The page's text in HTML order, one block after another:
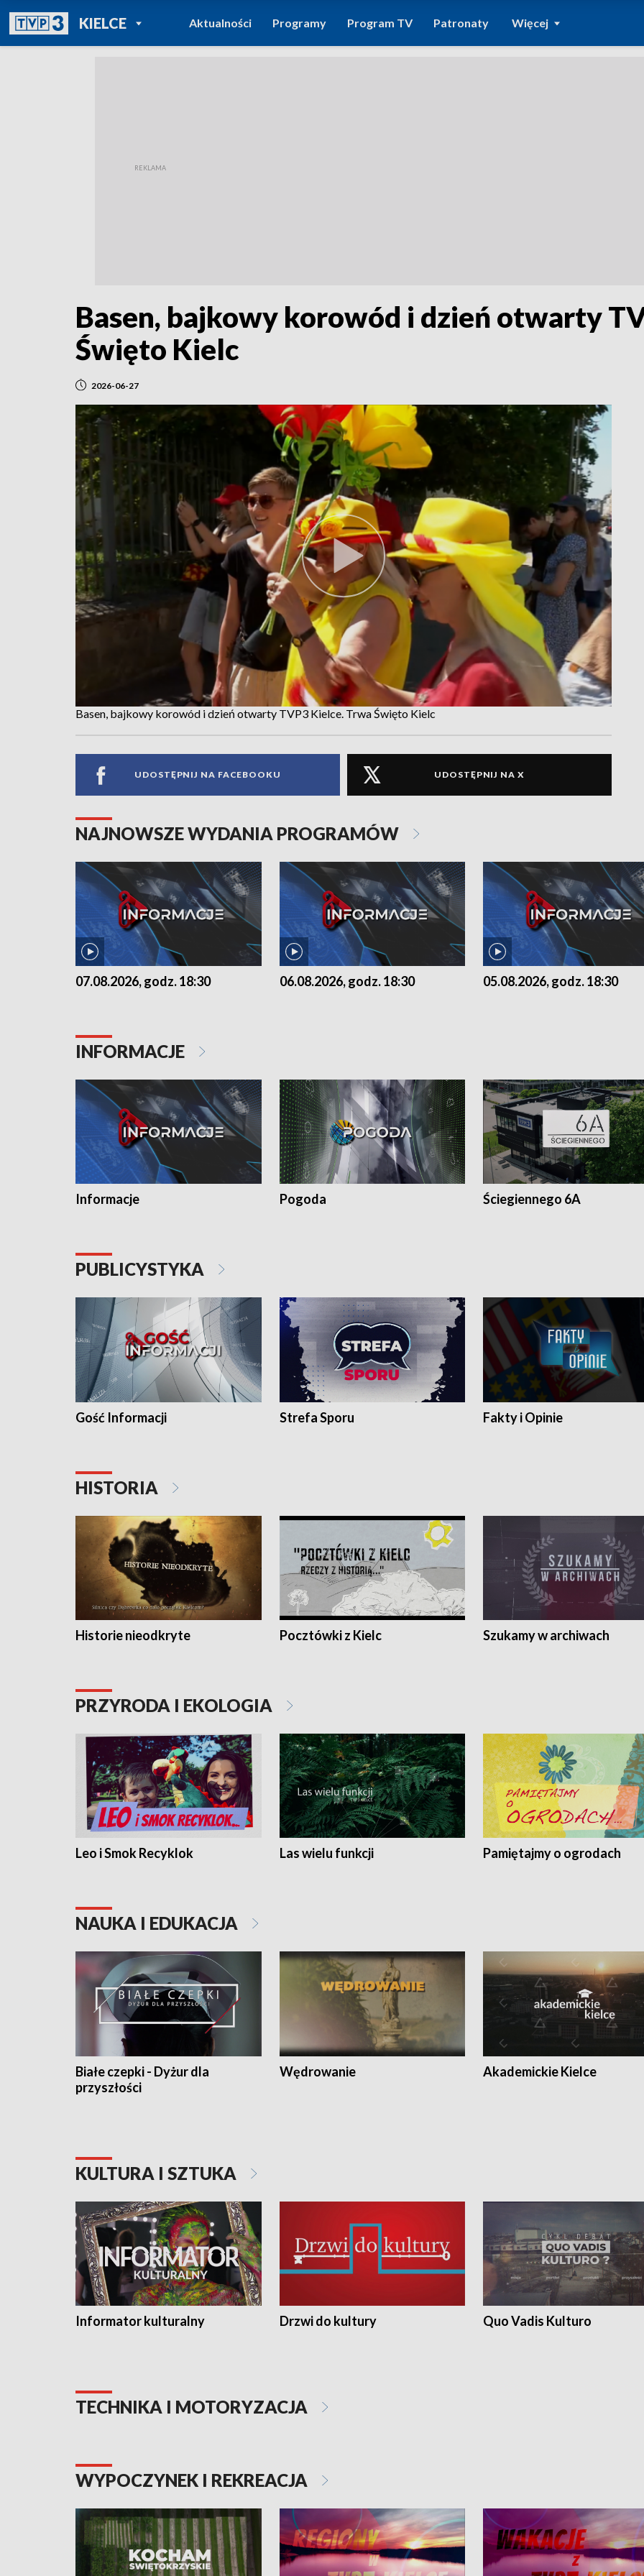
KIELCEPOWRÓT DO
TVP REGIONY
Aktualności Programy Program TV Patronaty Więcej
Basen, bajkowy korowód i dzień otwarty
Święto Kielc
2026-06-27
Basen, bajkowy korowód i dzień otwarty TVP3 Kielce. Trwa Święto Kielc
UDOSTĘPNIJ NA FACEBOOKU UDOSTĘPNIJ NA X
NAJNOWSZE WYDANIA PROGRAMÓW
07.08.2026, godz. 18:30 06.08.2026, godz. 18:30 05.08.2026, godz. 18:30
INFORMACJE
Informacje Pogoda Ściegiennego 6A
PUBLICYSTYKA
Gość Informacji Strefa Sporu Fakty i Opinie
HISTORIA
Historie nieodkryte Pocztówki z Kielc Szukamy w archiwach
PRZYRODA I EKOLOGIA
Leo i Smok Recyklok Las wielu funkcji Pamiętajmy o ogrodach
NAUKA I EDUKACJA
Białe czepki - Dyżur dla
przyszłości
Wędrowanie Akademickie Kielce
KULTURA I SZTUKA
Informator kulturalny Drzwi do kultury Quo Vadis Kulturo
TECHNIKA I MOTORYZACJA
WYPOCZYNEK I REKREACJA